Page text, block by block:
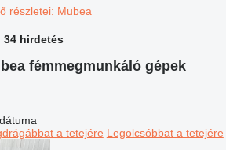
részletei: Mubea
34 hirdetés
fémmegmunkáló gépek
a tetejére Legolcsóbbat a tetejére